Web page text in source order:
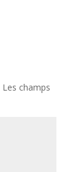
Les champs